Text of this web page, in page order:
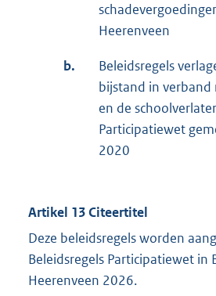
Heerenveen
b.
Beleidsregels
bijstand in
en de
Participatiewet
2020
Artikel 13 Citeertitel
Deze beleidsregels worden
Beleidsregels Participatiewet in
Heerenveen 2026.